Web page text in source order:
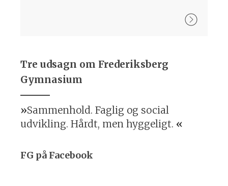
Tre udsagn om Frederiksberg
Gymnasium
Sammenhold. Faglig og social
udvikling. Hårdt, men hyggeligt.
FG på Facebook